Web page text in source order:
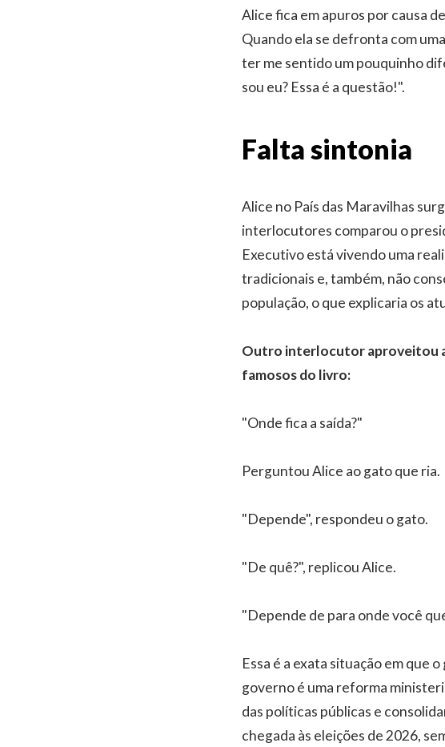
Alice fica em apuros por causa
Quando ela se defronta com
ter me sentido um pouquinho
sou eu? Essa é a questão!".
Falta sintonia
Alice no País das Maravilhas
interlocutores comparou o
Executivo está vivendo uma
tradicionais e, também, não
população, o que explicaria os
Outro interlocutor aproveitou a
famosos do livro:
"Onde fica a saída?"
Perguntou Alice ao gato que ria.
"Depende", respondeu o gato.
"De quê?", replicou Alice.
"Depende de para onde você
Essa é a exata situação em que
governo é uma reforma
das políticas públicas e
chegada às eleições de 2026,